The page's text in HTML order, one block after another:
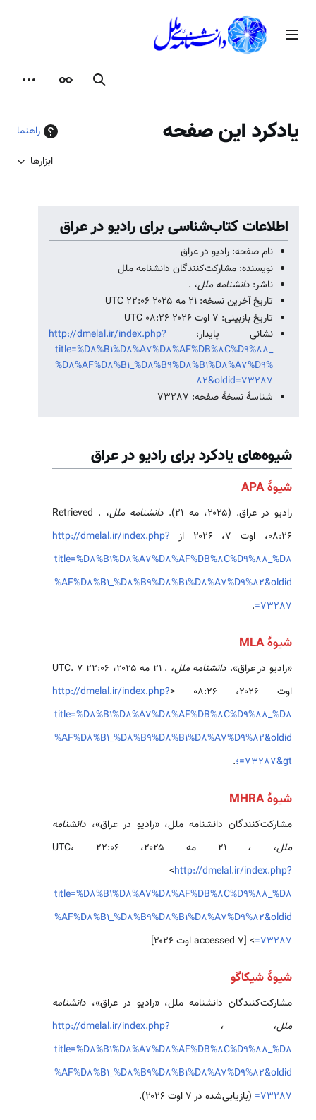
محتوامنوی اصلی
جستجوظاهر
یادکرد این صفحه
راهنما
ابزارها
اطلاعات کتاب‌شناسی برای رادیو در عراق
نام صفحه: رادیو در عراق
نویسنده: مشارکت‌کنندگان دانشنامه ملل
ناشر:دانشنامه ملل، .
تاریخ آخرین نسخه: ۲۱ مه ۲۰۲۵ ‏۲۲:۰۶ UTC
تاریخ بازبینی: ۷ اوت ۲۰۲۶ ‏۰۸:۲۶ UTC
نشانی پایدار: http://dmelal.ir/index.php?
title=%D8%B1%D8%A7%D8%AF%DB%8C%D9%88_
%D8%AF%D8%B1_%D8%B9%D8%B1%D8%A7%D9%
82&oldid=73287
شناسهٔ نسخهٔ صفحه: 73287
شیوه‌های یادکرد برای رادیو در عراق
شیوهٔ APA
رادیو در عراق. (۲۰۲۵، مه ۲۱). دانشنامه ملل،
. Retrieved
http://dmelal.ir/index.php?
title=%D8%B1%D8%A7%D8%AF%DB%8C%D9%88_%D8
%AF%D8%B1_%D8%B9%D8%B1%D8%A7%D9%82&oldid
=73287
.
شیوهٔ MLA
«رادیو در عراق». دانشنامه ملل،
. ۲۱ مه ۲۰۲۵، ‏۲۲:۰۶ UTC. ۷
اوت ۲۰۲۶، ‏۰۸:۲۶ <
http://dmelal.ir/index.php?
title=%D8%B1%D8%A7%D8%AF%DB%8C%D9%88_%D8
%AF%D8%B1_%D8%B9%D8%B1%D8%A7%D9%82&oldid
=73287&gt؛ .
شیوهٔ MHRA
مشارکت‌کنندگان دانشنامه ملل، «رادیو در عراق»، دانشنامه
ملل، ،
۲۱ مه ۲۰۲۵، ‏۲۲:۰۶ UTC،
<http://dmelal.ir/index.php?
title=%D8%B1%D8%A7%D8%AF%DB%8C%D9%88_%D8
%AF%D8%B1_%D8%B9%D8%B1%D8%A7%D9%82&oldid
=73287> [accessed ۷ اوت ۲۰۲۶]
شیوهٔ شیکاگو
مشارکت‌کنندگان دانشنامه ملل، «رادیو در عراق»، دانشنامه
ملل، ،
http://dmelal.ir/index.php?
title=%D8%B1%D8%A7%D8%AF%DB%8C%D9%88_%D8
%AF%D8%B1_%D8%B9%D8%B1%D8%A7%D9%82&oldid
=73287 (بازیابی‌شده در ۷ اوت ۲۰۲۶).